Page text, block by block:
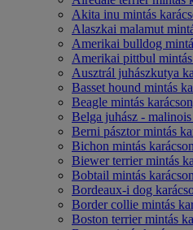
Akita inu mintás
Alaszkai malamut
Amerikai bulldog
Amerikai pittbul
Ausztrál juhászkutya
Basset hound mintás
Beagle mintás
Belga juhász -
Berni pásztor mintás
Bichon mintás
Biewer terrier mintás
Bobtail mintás
Bordeaux-i dog
Border collie mintás
Boston terrier mintás